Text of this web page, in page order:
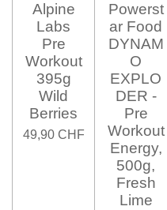
Alpine
Labs
Pre
Workout
395g
Wild
Berries
49,90 CHF
Powerst
ar Food
DYNAM
O
EXPLO
DER -
Pre
Workout
Energy,
500g,
Fresh
Lime